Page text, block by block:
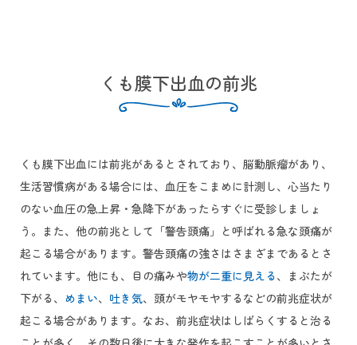
くも膜下出血の前兆
くも膜下出血には前兆があるとされており、脳動脈瘤があり、
生活習慣病がある場合には、血圧をこまめに計測し、心当たり
のない血圧の急上昇・急降下があったらすぐに受診しましょ
う。また、他の前兆として「警告頭痛」と呼ばれる急な頭痛が
起こる場合があります。警告頭痛の強さはさまざまであるとさ
れています。他にも、目の痛みや物が二重に見える、まぶたが
下がる、 めまい、 吐き気、頭がモヤモヤするなどの前兆症状が
起こる場合があります。なお、前兆症状はしばらくすると治る